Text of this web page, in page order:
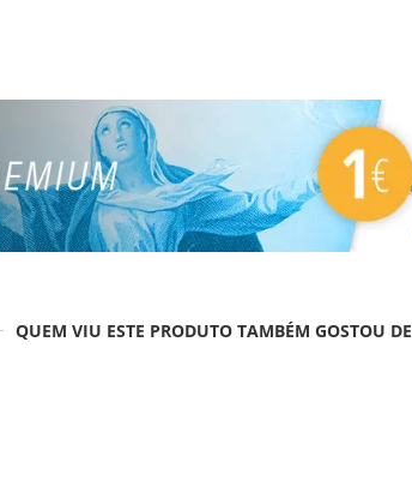
QUEM VIU ESTE PRODUTO TAMBÉM GOSTOU DE